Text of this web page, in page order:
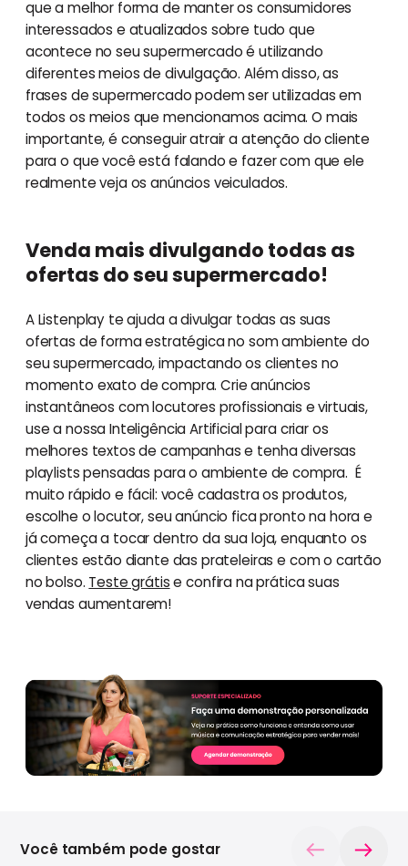
que a melhor forma de manter os consumidores
interessados e atualizados sobre tudo que
acontece no seu supermercado é utilizando
diferentes meios de divulgação. Além disso, as
frases de supermercado podem ser utilizadas em
todos os meios que mencionamos acima. O mais
importante, é conseguir atrair a atenção do cliente
para o que você está falando e fazer com que ele
realmente veja os anúncios veiculados.
Venda mais divulgando todas as
ofertas do seu supermercado!
A Listenplay te ajuda a divulgar todas as suas
ofertas de forma estratégica no som ambiente do
seu supermercado, impactando os clientes no
momento exato de compra. Crie anúncios
instantâneos com locutores profissionais e virtuais,
use a nossa Inteligência Artificial para criar os
melhores textos de campanhas e tenha diversas
playlists pensadas para o ambiente de compra. É
muito rápido e fácil: você cadastra os produtos,
escolhe o locutor, seu anúncio fica pronto na hora e
já começa a tocar dentro da sua loja, enquanto os
clientes estão diante das prateleiras e com o cartão
no bolso. Teste grátise confira na prática suas
vendas aumentarem!
Você também pode gostar